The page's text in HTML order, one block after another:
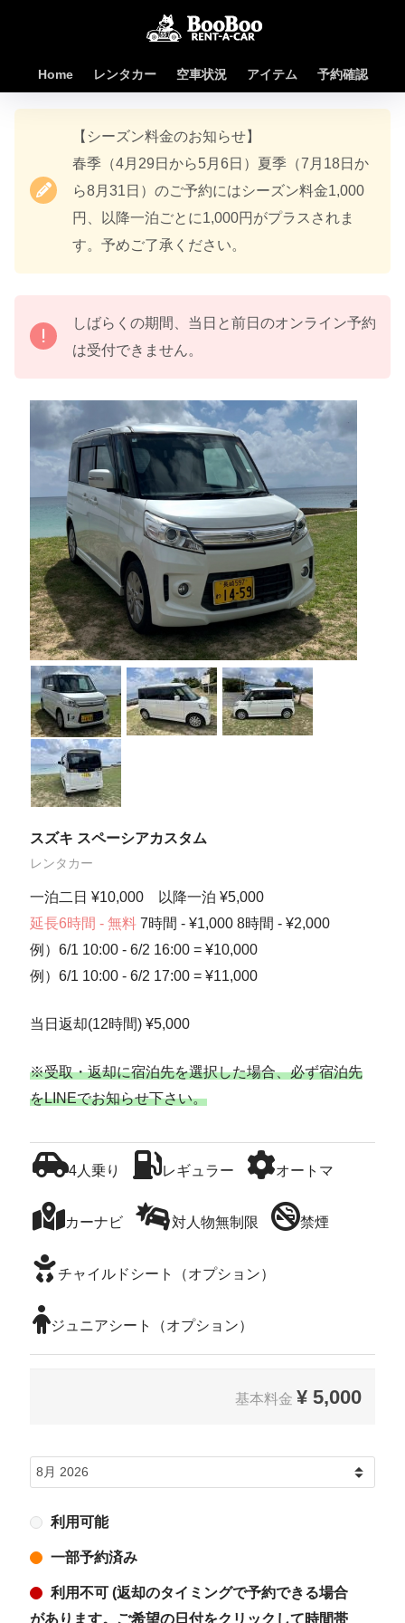
Home レンタカー 空車状況 アイテム 予約確認
【シーズン料金のお知らせ】
春季（4月29日から5月6日）夏季（7月18日か
ら8月31日）のご予約にはシーズン料金1,000
円、以降一泊ごとに1,000円がプラスされま
す。予めご了承ください。
しばらくの期間、当日と前日のオンライン予約
は受付できません。
スズキ スペーシアカスタム
レンタカー
一泊二日 ¥10,000 以降一泊 ¥5,000
延長6時間 - 無料7時間 - ¥1,000 8時間 - ¥2,000
例）6/1 10:00 - 6/2 16:00 = ¥10,000
例）6/1 10:00 - 6/2 17:00 = ¥11,000
当日返却(12時間) ¥5,000
※受取・返却に宿泊先を選択した場合、必ず宿泊先
をLINEでお知らせ下さい。
4人乗り レギュラー オートマ
カーナビ 対人物無制限 禁煙
チャイルドシート（オプション）
ジュニアシート（オプション）
基本料金 ¥ 5,000
利用可能
一部予約済み
利用不可 (返却のタイミングで予約できる場合
があります。ご希望の日付をクリックして時間帯